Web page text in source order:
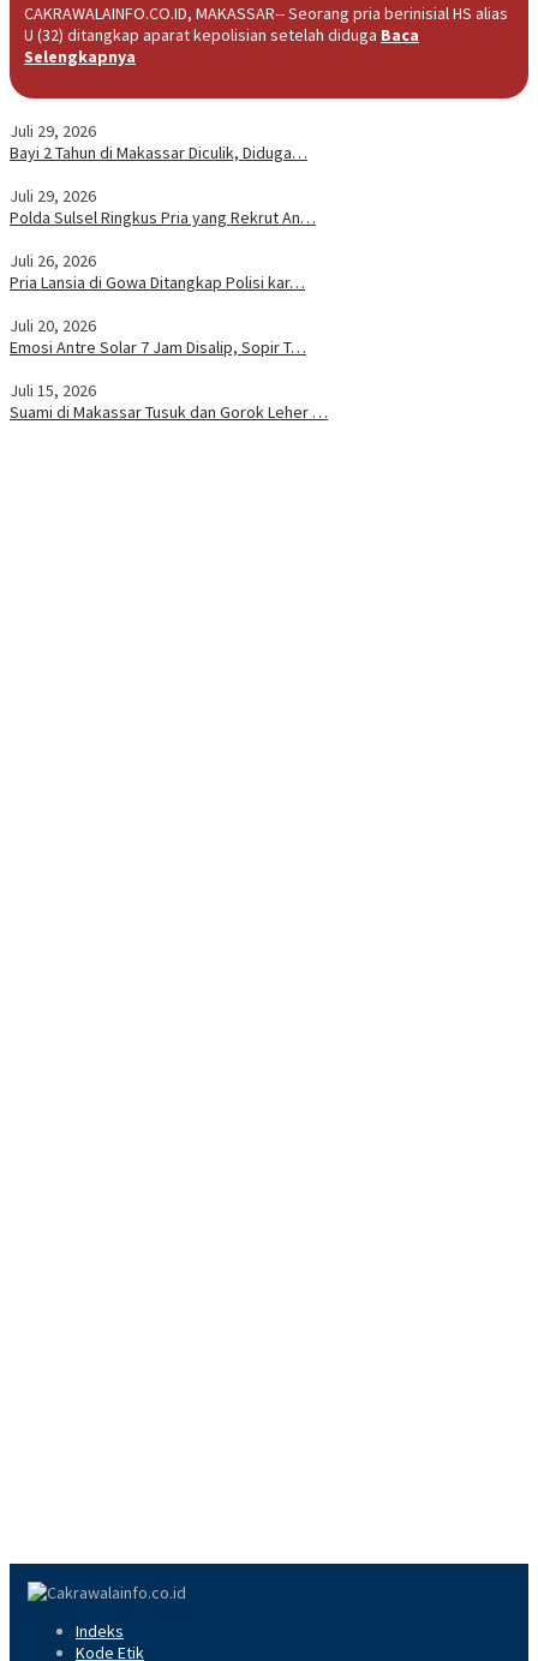
CAKRAWALAINFO.CO.ID, MAKASSAR-- Seorang pria berinisial HS alias
U (32) ditangkap aparat kepolisian setelah diduga Baca
Selengkapnya
Juli 29, 2026
Bayi 2 Tahun di Makassar Diculik, Diduga…
Juli 29, 2026
Polda Sulsel Ringkus Pria yang Rekrut An…
Juli 26, 2026
Pria Lansia di Gowa Ditangkap Polisi kar…
Juli 20, 2026
Emosi Antre Solar 7 Jam Disalip, Sopir T…
Juli 15, 2026
Suami di Makassar Tusuk dan Gorok Leher …
Indeks
Kode Etik